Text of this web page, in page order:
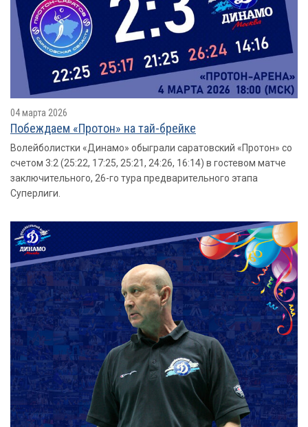
04 марта 2026
Побеждаем «Протон» на тай-брейке
Волейболистки «Динамо» обыграли саратовский «Протон» со
счетом 3:2 (25:22, 17:25, 25:21, 24:26, 16:14) в гостевом матче
заключительного, 26-го тура предварительного этапа
Суперлиги.